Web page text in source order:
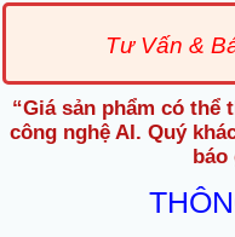
Tư Vấn &
“Giá sản phẩm có
công nghệ AI. Quý
báo